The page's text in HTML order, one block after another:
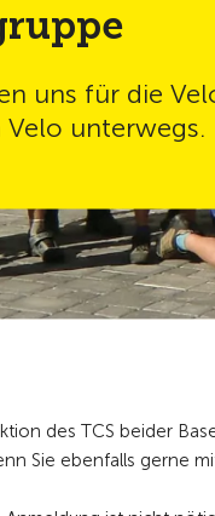
uns für die
unterwegs.
des TCS beider
Sie ebenfalls gerne